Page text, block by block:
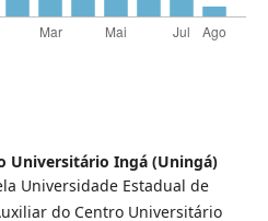
Universitário Ingá (Uningá)
Universidade Estadual de
do Centro Universitário